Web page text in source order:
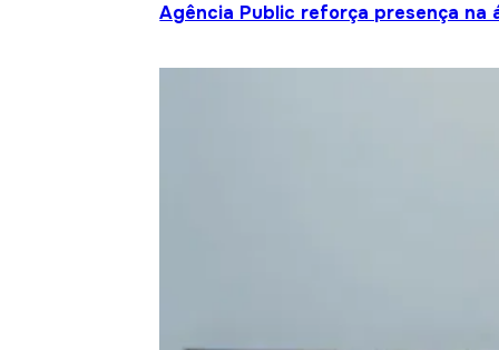
Agência Public reforça presença na